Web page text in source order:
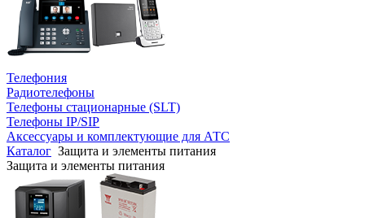
Телефония
Радиотелефоны
Телефоны стационарные (SLT)
Телефоны IP/SIP
Аксессуары и комплектующие для АТС
Каталог Защита и элементы питания
Защита и элементы питания